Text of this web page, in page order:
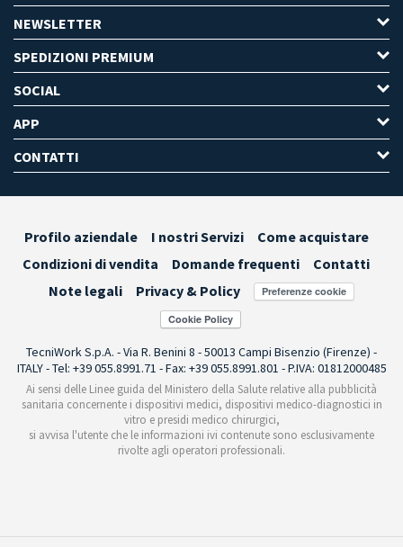
NEWSLETTER
SPEDIZIONI PREMIUM
SOCIAL
APP
CONTATTI
Profilo aziendale I nostri Servizi
Come acquistare
Condizioni di vendita
Domande frequenti
Contatti
Note legali
Privacy & Policy Preferenze cookie
TecniWork S.p.A. - Via R. Benini 8 - 50013 Campi Bisenzio (Firenze) -
ITALY - Tel: +39 055.8991.71 - Fax: +39 055.8991.801 - P.IVA: 01812000485
Ai sensi delle Linee guida del Ministero della Salute relative alla pubblicità
sanitaria concernente i dispositivi medici, dispositivi medico-diagnostici in
vitro e presidi medico chirurgici,
si avvisa l'utente che le informazioni ivi contenute sono esclusivamente
rivolte agli operatori professionali.